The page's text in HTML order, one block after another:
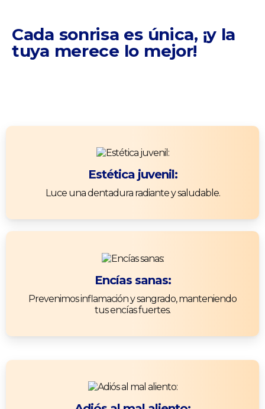
Cada sonrisa es única, ¡y la
tuya merece lo mejor!
Estética juvenil:
Luce una dentadura radiante y saludable.
Encías sanas:
Prevenimos inflamación y sangrado, manteniendo
tus encías fuertes.